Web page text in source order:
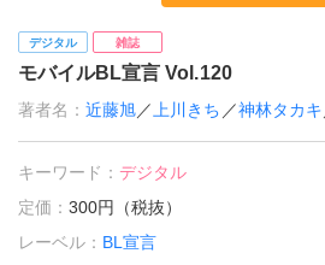
デジタル 雑誌
モバイルBL宣言 Vol.120
著者名：近藤旭／ 上川きち ／神林タカキ
キーワード：デジタル
定価：300円（税抜）
レーベル： BL宣言